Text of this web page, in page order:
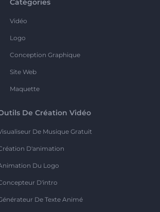
Catégories
Vidéo
Logo
Conception Graphique
Site Web
Maquette
De Création Vidéo
De Musique Gratuit
D'animation
Du Logo
D'intro
De Texte Animé